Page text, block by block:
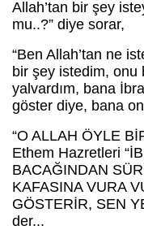
Allah’tan bir şey
mu..?” diye sorar,
“Ben Allah’tan ne
bir şey istedim, onu
yalvardım, bana
göster diye, bana
“O ALLAH ÖYLE
Ethem Hazretleri
BACAĞINDAN
KAFASINA VURA
GÖSTERİR, SEN
der...